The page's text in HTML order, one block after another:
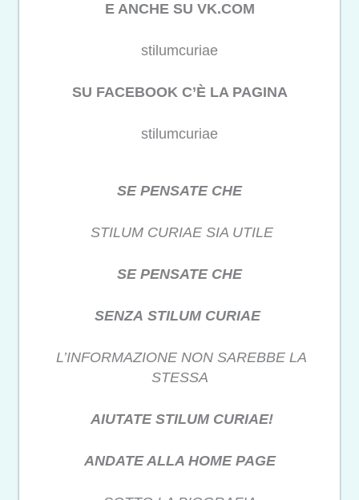
E ANCHE SU VK.COM
stilumcuriae
SU FACEBOOK C’È LA PAGINA
stilumcuriae
SE PENSATE CHE
STILUM CURIAE SIA UTILE
SE PENSATE CHE
SENZA STILUM CURIAE
L’INFORMAZIONE NON SAREBBE LA
STESSA
AIUTATE STILUM CURIAE!
ANDATE ALLA HOME PAGE